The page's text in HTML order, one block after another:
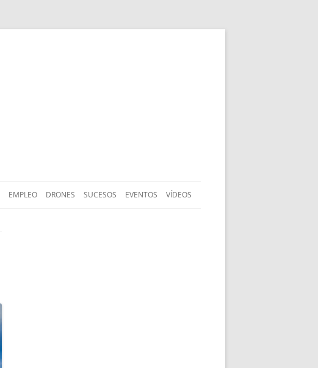
EMPLEO DRONES SUCESOS EVENTOS VÍDEOS